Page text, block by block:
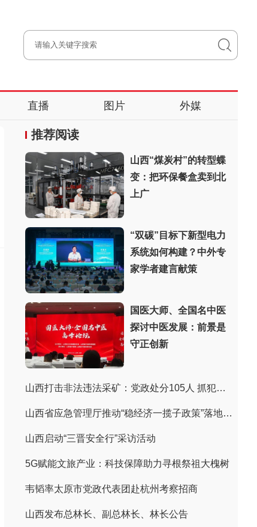
直播 图片 外媒
推荐阅读
山西“煤炭村”的转型蝶
变：把环保餐盒卖到北
上广
“双碳”目标下新型电力
系统如何构建？中外专
家学者建言献策
国医大师、全国名中医
探讨中医发展：前景是
守正创新
山西打击非法违法采矿：党政处分105人 抓犯罪嫌疑人243人
山西省应急管理厅推动“稳经济一揽子政策”落地见效
山西启动“三晋安全行”采访活动
5G赋能文旅产业：科技保障助力寻根祭祖大槐树
韦韬率太原市党政代表团赴杭州考察招商
山西发布总林长、副总林长、林长公告